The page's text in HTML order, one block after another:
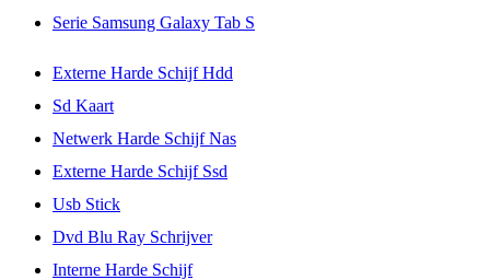
Serie Samsung Galaxy Tab S
Externe Harde Schijf Hdd
Sd Kaart
Netwerk Harde Schijf Nas
Externe Harde Schijf Ssd
Usb Stick
Dvd Blu Ray Schrijver
Interne Harde Schijf